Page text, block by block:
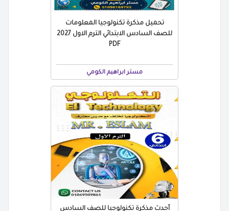
تحميل مذكرة تكنولوجيا المعلومات
للصف السادس الابتدائي الترم الاول 2027
PDF
مستر ابراهيم الكومي
أحدث مذكرة تكنولوجيا للصف السادس